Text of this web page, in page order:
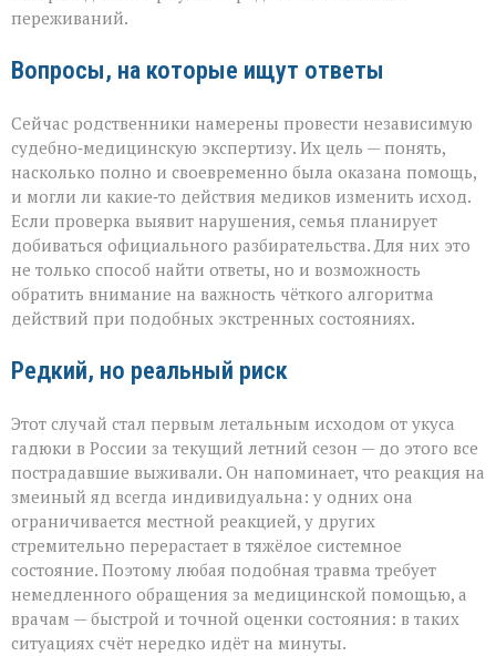
переживаний.
Вопросы, на которые ищут ответы
Сейчас родственники намерены провести независимую
судебно‑медицинскую экспертизу. Их цель — понять,
насколько полно и своевременно была оказана помощь,
и могли ли какие‑то действия медиков изменить исход.
Если проверка выявит нарушения, семья планирует
добиваться официального разбирательства. Для них это
не только способ найти ответы, но и возможность
обратить внимание на важность чёткого алгоритма
действий при подобных экстренных состояниях.
Редкий, но реальный риск
Этот случай стал первым летальным исходом от укуса
гадюки в России за текущий летний сезон — до этого все
пострадавшие выживали. Он напоминает, что реакция на
змеиный яд всегда индивидуальна: у одних она
ограничивается местной реакцией, у других
стремительно перерастает в тяжёлое системное
состояние. Поэтому любая подобная травма требует
немедленного обращения за медицинской помощью, а
врачам — быстрой и точной оценки состояния: в таких
ситуациях счёт нередко идёт на минуты.